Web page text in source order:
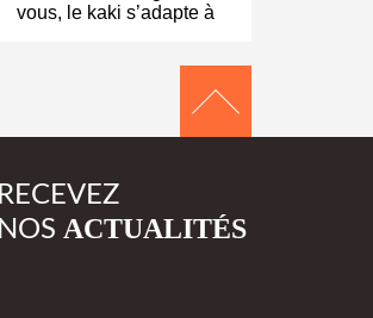
vous, le kaki s’adapte à
RECEVEZ
NOS ACTUALITÉS